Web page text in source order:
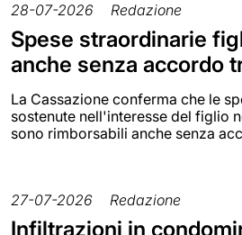
28-07-2026 Redazione
Spese straordinarie
anche senza accordo
La Cassazione conferma che le
sostenute nell'interesse del figlio
sono rimborsabili anche senza
27-07-2026 Redazione
Infiltrazioni in